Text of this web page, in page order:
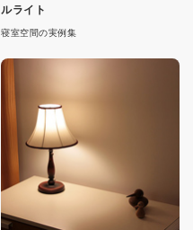
ルライト
寝室空間の実例集